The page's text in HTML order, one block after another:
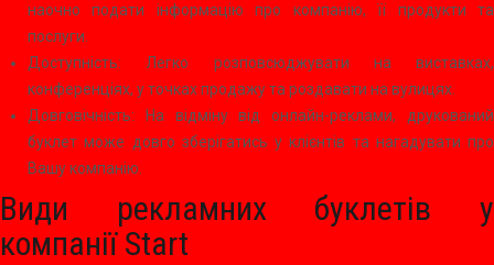
наочно подати інформацію про компанію, її продукти та
послуги.
Доступність: Легко розповсюджувати на виставках,
конференціях, у точках продажу та роздавати на вулицях.
Довговічність: На відміну від онлайн-реклами, друкований
буклет може довго зберігатись у клієнтів та нагадувати про
Вашу компанію.
Види рекламних буклетів у
компанії Start